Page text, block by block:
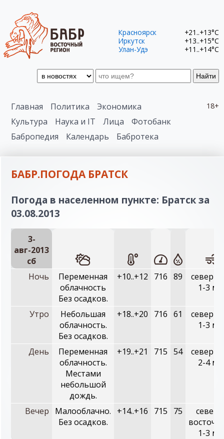
Найти
Красноярск
+21..+13°C
Иркутск
+13..+15°C
Улан-Удэ
+11..+14°C
18+
Главная Политика
Экономика
Культура
Наука и IT Лица
Фотобанк
Бабропедия
Календарь Бабротека
БАБР.ПОГОДА БРАТСК
Погода в населенном пункте: Братск за
03.08.2013
3-
авг-2013
сб
Ночь
Переменная
облачность
Без осадков.
+10..+12 716 89
1-3 м/с
Утро
Небольшая
облачность.
Без осадков.
+18..+20 716 61
1-3 м/с
День
Переменная
облачность.
Местами
небольшой
дождь.
+19..+21 715 54
2-4 м/с
Вечер
Малооблачно.
Без осадков.
+14..+16 715 75
1-3 м/с